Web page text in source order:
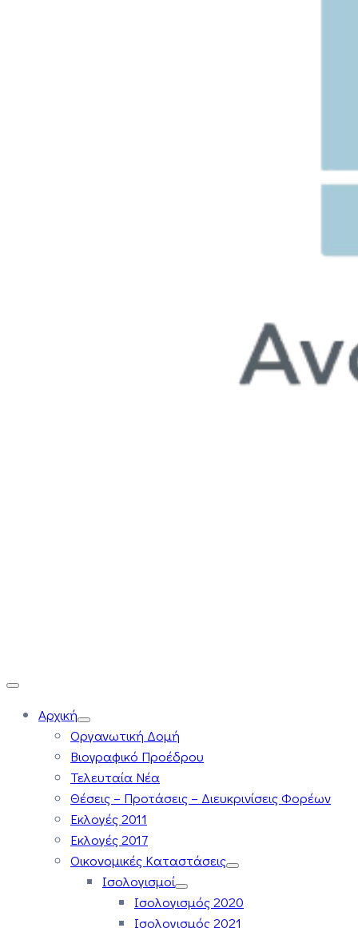
Αρχική
Οργανωτική Δομή
Βιογραφικό Προέδρου
Τελευταία Νέα
Θέσεις – Προτάσεις – Διευκρινίσεις Φορέων
Εκλογές 2011
Εκλογές 2017
Οικονομικές Καταστάσεις
Ισολογισμοί
Ισολογισμός 2020
Ισολογισμός 2021